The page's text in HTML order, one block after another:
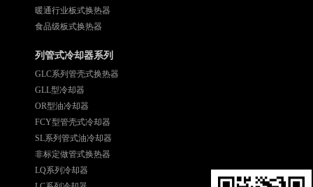
暖通行业板式换热器
食品级板式换热器
列管式冷却器系列
GLC系列管壳式换热器
GLL型冷却器
OR型油冷却器
FCY型管壳式冷却器
SL系列管式油冷却器
非标定做管式换热器
LQ系列冷却器